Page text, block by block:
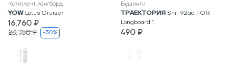
Комплект лонгборд
YOW Lotus Cruiser
16,760 ₽
23,950 ₽ -30%
Бушинги
ТРАЕКТОРИЯ Shr-92aa FOR
Longboard 1
490 ₽